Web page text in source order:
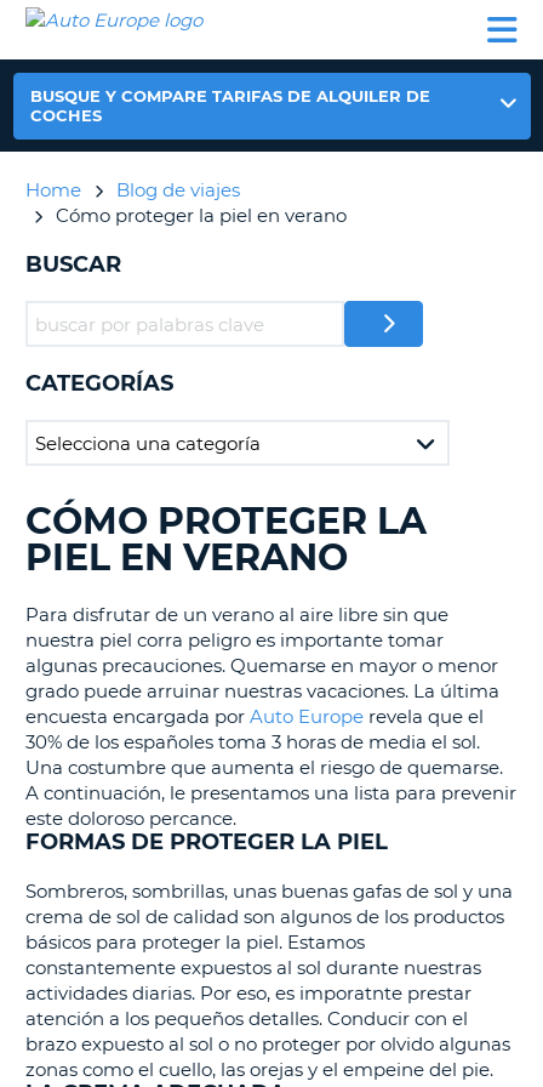
ALQUILER
COCHES
ALQUILER DE
AUTOCARAVANAS
AUTO
EUROPE
ALQUILER
COCHES
ALQUILER
DE
COLABORADORES
MI
ESPAÑA
BUSQUE Y COMPARE TARIFAS DE ALQUILER DE
COCHES
Home
Blog de viajes
Cómo proteger la piel en verano
BUSCAR
CATEGORÍAS
BUSCANDO......
CÓMO PROTEGER LA
PIEL EN VERANO
Para disfrutar de un verano al aire libre sin que
nuestra piel corra peligro es importante tomar
algunas precauciones. Quemarse en mayor o menor
grado puede arruinar nuestras vacaciones. La última
encuesta encargada por Auto Europe revela que el
30% de los españoles toma 3 horas de media el sol.
Una costumbre que aumenta el riesgo de quemarse.
A continuación, le presentamos una lista para prevenir
este doloroso percance.
FORMAS DE PROTEGER LA PIEL
Sombreros, sombrillas, unas buenas gafas de sol y una
crema de sol de calidad son algunos de los productos
básicos para proteger la piel. Estamos
constantemente expuestos al sol durante nuestras
actividades diarias. Por eso, es imporatnte prestar
atención a los pequeños detalles. Conducir con el
brazo expuesto al sol o no proteger por olvido algunas
zonas como el cuello, las orejas y el empeine del pie.